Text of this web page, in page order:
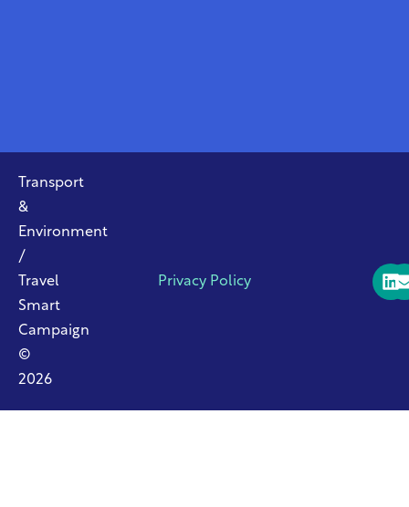
Transport
&
Environment
/
Travel
Smart
Campaign
©
2026
Privacy Policy